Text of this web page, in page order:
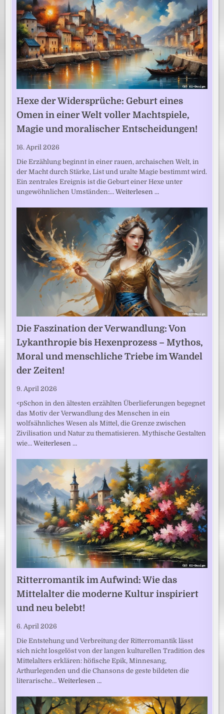
Hexe der Widersprüche: Geburt eines
Omen in einer Welt voller Machtspiele,
Magie und moralischer Entscheidungen!
16. April 2026
Die Erzählung beginnt in einer rauen, archaischen Welt, in
der Macht durch Stärke, List und uralte Magie bestimmt wird.
Ein zentrales Ereignis ist die Geburt einer Hexe unter
ungewöhnlichen Umständen:…Weiterlesen …
Die Faszination der Verwandlung: Von
Lykanthropie bis Hexenprozess – Mythos,
Moral und menschliche Triebe im Wandel
der Zeiten!
9. April 2026
<pSchon in den ältesten erzählten Überlieferungen begegnet
das Motiv der Verwandlung des Menschen in ein
wolfsähnliches Wesen als Mittel, die Grenze zwischen
Zivilisation und Natur zu thematisieren. Mythische Gestalten
wie…Weiterlesen …
Ritterromantik im Aufwind: Wie das
Mittelalter die moderne Kultur inspiriert
und neu belebt!
6. April 2026
Die Entstehung und Verbreitung der Ritterromantik lässt
sich nicht losgelöst von der langen kulturellen Tradition des
Mittelalters erklären: höfische Epik, Minnesang,
Arthurlegenden und die Chansons de geste bildeten die
literarische…Weiterlesen …